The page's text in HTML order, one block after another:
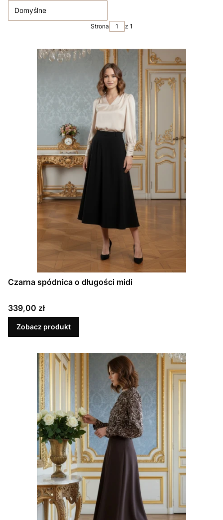
Domyślne
Strona z 1
Czarna spódnica o długości midi
Cena
339,00 zł
Zobacz produkt